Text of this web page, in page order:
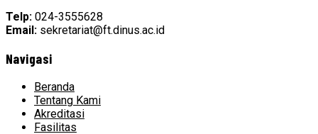
Telp: 024-3555628
Email: sekretariat@ft.dinus.ac.id
Navigasi
Beranda
Tentang Kami
Akreditasi
Fasilitas